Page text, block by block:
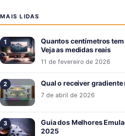
MAIS LIDAS
Quantos centímetros
Veja as medidas reais
11 de fevereiro de 2026
Qual o receiver gradiente
7 de abril de 2026
Guia dos Melhores
2025